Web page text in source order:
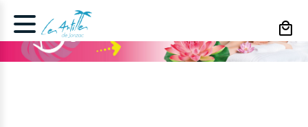
Cookies management panel